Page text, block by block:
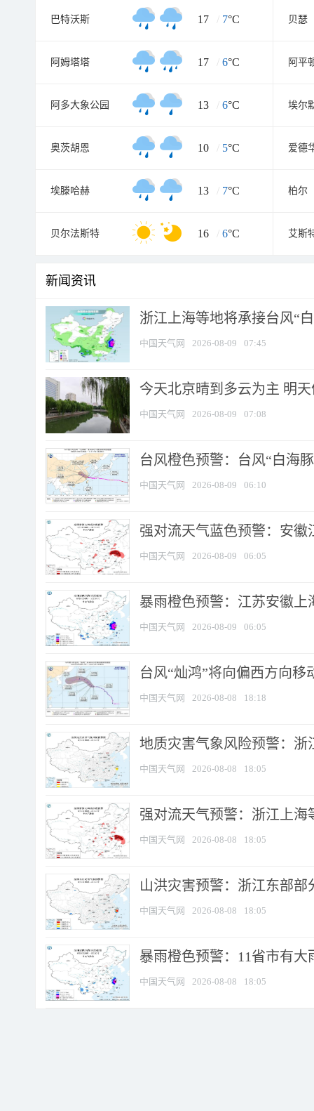
巴特沃斯 17 / 7°C 贝瑟
阿姆塔塔 17 / 6°C 阿平
阿多大象公园 13 / 6°C 埃尔
奥茨胡恩 10 / 5°C 爱德
埃滕哈赫 13 / 7°C 柏尔
贝尔法斯特 16 / 6°C 艾斯
新闻资讯
浙江上海等地将承接台风“
中国天气网 2026-08-09 07:45
今天北京晴到多云为主 明
中国天气网 2026-08-09 07:08
台风橙色预警：台风“白海
中国天气网 2026-08-09 06:10
强对流天气蓝色预警：安徽
中国天气网 2026-08-09 06:05
暴雨橙色预警：江苏安徽上
中国天气网 2026-08-09 06:05
台风“灿鸿”将向偏西方向移
中国天气网 2026-08-08 18:18
地质灾害气象风险预警：
中国天气网 2026-08-08 18:05
强对流天气预警：浙江上海
中国天气网 2026-08-08 18:05
山洪灾害预警：浙江东部
中国天气网 2026-08-08 18:05
暴雨橙色预警：11省市有
中国天气网 2026-08-08 18:05